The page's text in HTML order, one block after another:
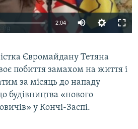
2:04
Євромайдану Тетяна
побиття замахом на життя і
за місяць до нападу
будівництва «нового
у Кончі-Заспі.